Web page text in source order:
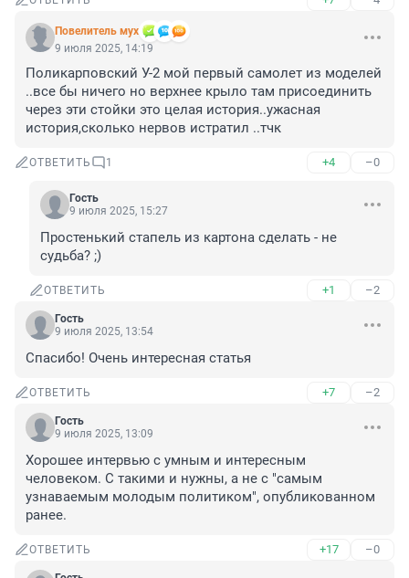
Повелитель мух
9 июля 2025, 14:19
Поликарповский У-2 мой первый самолет из моделей
..все бы ничего но верхнее крыло там присоединить
через эти стойки это целая история..ужасная
история,сколько нервов истратил ..тчк
ОТВЕТИТЬ 1 +4 –0
Гость
9 июля 2025, 15:27
Простенький стапель из картона сделать - не
судьба? ;)
ОТВЕТИТЬ +1 –2
Гость
9 июля 2025, 13:54
Спасибо! Очень интересная статья
ОТВЕТИТЬ +7 –2
Гость
9 июля 2025, 13:09
Хорошее интервью с умным и интересным
человеком. С такими и нужны, а не с "самым
узнаваемым молодым политиком", опубликованном
ранее.
ОТВЕТИТЬ +17 –0